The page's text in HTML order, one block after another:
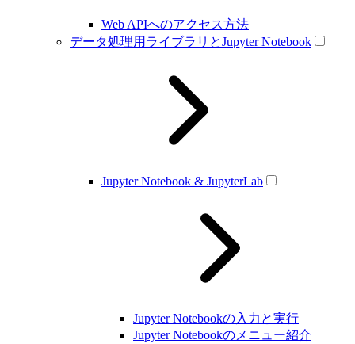
Web APIへのアクセス方法
データ処理用ライブラリとJupyter Notebook
Jupyter Notebook & JupyterLab
Jupyter Notebookの入力と実行
Jupyter Notebookのメニュー紹介